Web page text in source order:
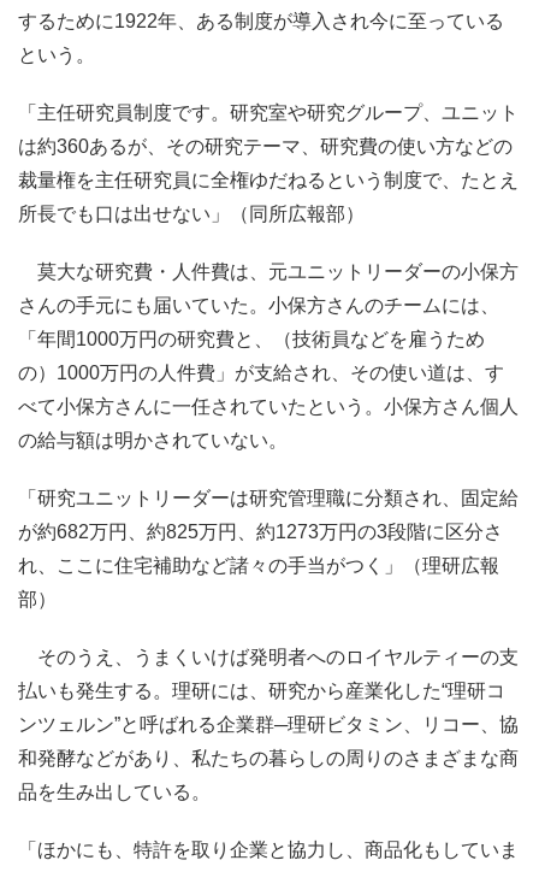
するために1922年、ある制度が導入され今に至っている
という。
「主任研究員制度です。研究室や研究グループ、ユニット
は約360あるが、その研究テーマ、研究費の使い方などの
裁量権を主任研究員に全権ゆだねるという制度で、たとえ
所長でも口は出せない」（同所広報部）
莫大な研究費・人件費は、元ユニットリーダーの小保方
さんの手元にも届いていた。小保方さんのチームには、
「年間1000万円の研究費と、（技術員などを雇うため
の）1000万円の人件費」が支給され、その使い道は、す
べて小保方さんに一任されていたという。小保方さん個人
の給与額は明かされていない。
「研究ユニットリーダーは研究管理職に分類され、固定給
が約682万円、約825万円、約1273万円の3段階に区分さ
れ、ここに住宅補助など諸々の手当がつく」（理研広報
部）
そのうえ、うまくいけば発明者へのロイヤルティーの支
払いも発生する。理研には、研究から産業化した“理研コ
ンツェルン”と呼ばれる企業群─理研ビタミン、リコー、協
和発酵などがあり、私たちの暮らしの周りのさまざまな商
品を生み出している。
「ほかにも、特許を取り企業と協力し、商品化もしていま